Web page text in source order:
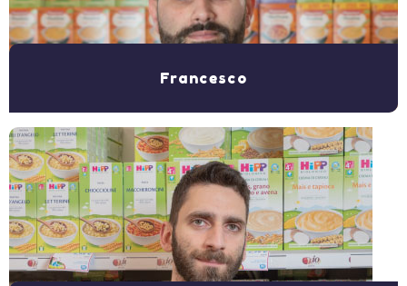
Francesco